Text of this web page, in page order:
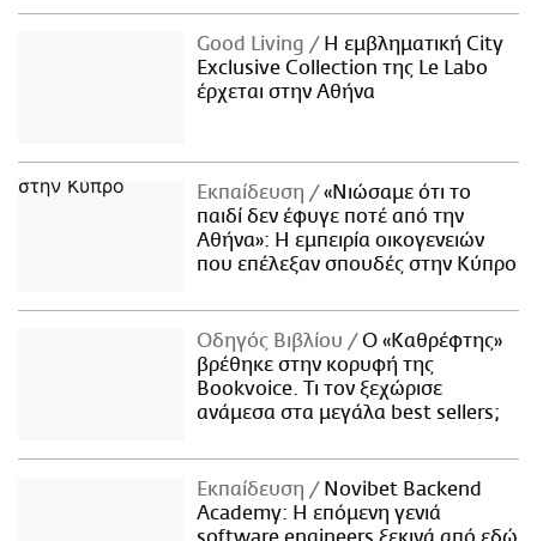
Good Living
Η εμβληματική City
Exclusive Collection της Le Labo
έρχεται στην Αθήνα
Εκπαίδευση
«Νιώσαμε ότι το
παιδί δεν έφυγε ποτέ από την
Αθήνα»: Η εμπειρία οικογενειών
που επέλεξαν σπουδές στην Κύπρο
Οδηγός Βιβλίου
Ο «Καθρέφτης»
βρέθηκε στην κορυφή της
Bookvoice. Τι τον ξεχώρισε
ανάμεσα στα μεγάλα best sellers;
Εκπαίδευση
Novibet Backend
Academy: Η επόμενη γενιά